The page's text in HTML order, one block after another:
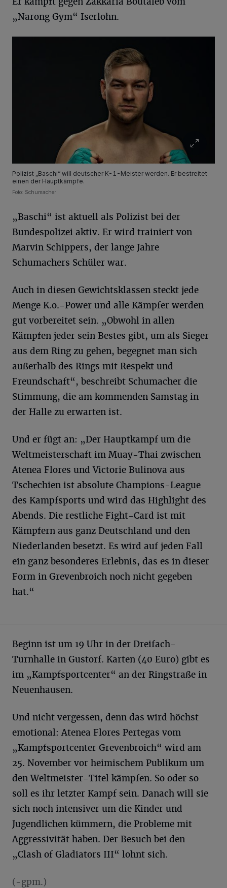
„Narong Gym“ Iserlohn.
Polizist „Baschi“ will deutscher K-1-Meister werden. Er bestreitet
einen der Hauptkämpfe.
Foto: Schumacher
„Baschi“ ist aktuell als Polizist bei der
Bundespolizei aktiv. Er wird trainiert von
Marvin Schippers, der lange Jahre
Schumachers Schüler war.
Auch in diesen Gewichtsklassen steckt jede
Menge K.o.-Power und alle Kämpfer werden
gut vorbereitet sein. „Obwohl in allen
Kämpfen jeder sein Bestes gibt, um als Sieger
aus dem Ring zu gehen, begegnet man sich
außerhalb des Rings mit Respekt und
Freundschaft“, beschreibt Schumacher die
Stimmung, die am kommenden Samstag in
der Halle zu erwarten ist.
Und er fügt an: „Der Hauptkampf um die
Weltmeisterschaft im Muay-Thai zwischen
Atenea Flores und Victorie Bulinova aus
Tschechien ist absolute Champions-League
des Kampfsports und wird das Highlight des
Abends. Die restliche Fight-Card ist mit
Kämpfern aus ganz Deutschland und den
Niederlanden besetzt. Es wird auf jeden Fall
ein ganz besonderes Erlebnis, das es in dieser
Form in Grevenbroich noch nicht gegeben
hat.“
Beginn ist um 19 Uhr in der Dreifach-
Turnhalle in Gustorf. Karten (40 Euro) gibt es
im „Kampfsportcenter“ an der Ringstraße in
Neuenhausen.
Und nicht vergessen, denn das wird höchst
emotional: Atenea Flores Pertegas vom
„Kampfsportcenter Grevenbroich“ wird am
25. November vor heimischem Publikum um
den Weltmeister-Titel kämpfen. So oder so
soll es ihr letzter Kampf sein. Danach will sie
sich noch intensiver um die Kinder und
Jugendlichen kümmern, die Probleme mit
Aggressivität haben. Der Besuch bei den
„Clash of Gladiators III“ lohnt sich.
(-gpm.)